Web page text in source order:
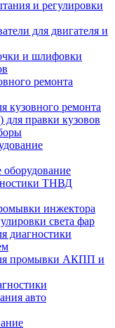
и регулировки
для двигателя и
и шлифовки
ремонта
кузовного ремонта
для правки кузовов
оборудование
ТНВД
инжектора
света фар
диагностики
промывки АКПП и
авто